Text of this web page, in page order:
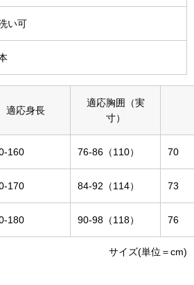
すべて見る
ブレスレット
その他
ファッション
帽子
い可
適応身長
適応胸囲（実
寸）
160 76-86（110） 70
170 84-92（114） 73
180 90-98（118） 76
サイズ(単位＝cm)